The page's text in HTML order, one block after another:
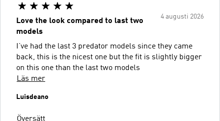
4 augusti 2026
Love the look compared to last two
models
I’ve had the last 3 predator models since they came
back, this is the nicest one but the fit is slightly bigger
on this one than the last two models
Läs mer
Luisdeano
Översätt